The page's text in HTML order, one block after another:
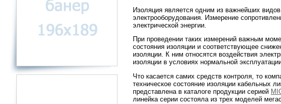
Изоляция является одним из важнейших
электрооборудования. Измерение
электрической энергии.
При проведении таких измерений важным
состояния изоляции и соответствующее
изоляции. К ним относятся воздействия
изоляции в условиях нормальной
Что касается самих средств контроля, то
техническое состояние изоляции кабельных
представлена в каталоге продукции серией
линейка серии состояла из трех моделей